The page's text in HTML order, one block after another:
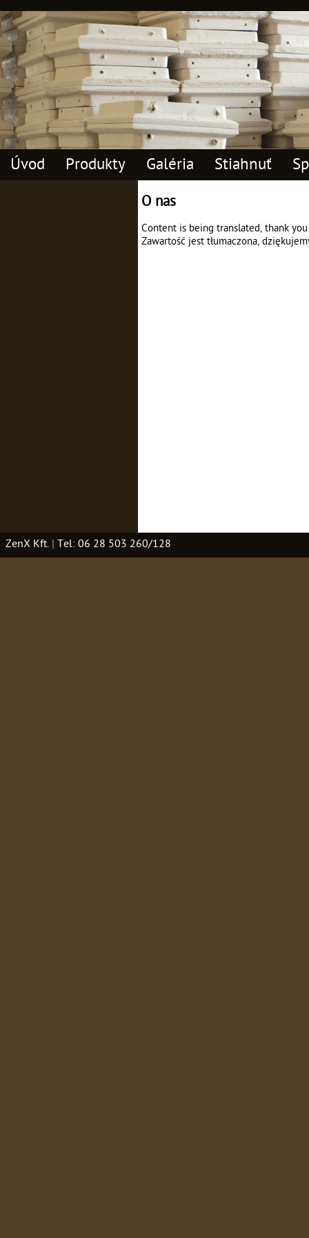
Úvod Produkty Galéria Stiahnuť
O nas
Content is being translated, thank
Zawartość jest tłumaczona,
ZenX Kft. Tel: 06 28 503 260/128